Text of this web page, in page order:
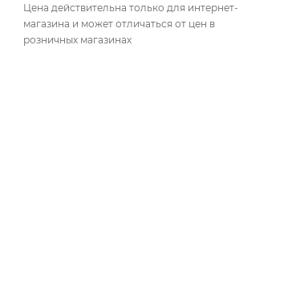
Цена действительна только для интернет-
магазина и может отличаться от цен в
розничных магазинах